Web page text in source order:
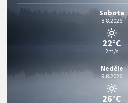
Sobota
8.8.2026
22°C
2m/s
Neděle
9.8.2026
26°C